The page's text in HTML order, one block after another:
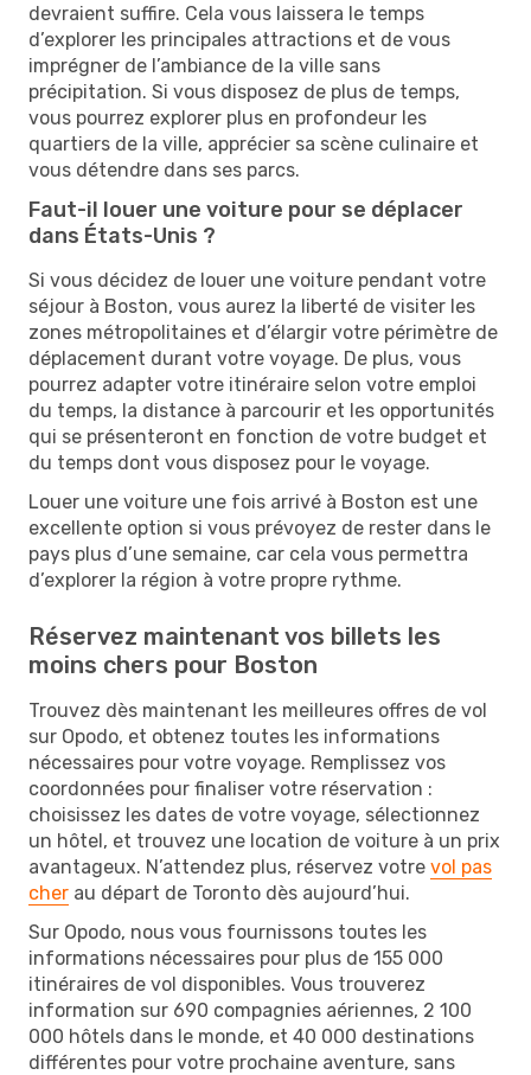
devraient suffire. Cela vous laissera le temps
d’explorer les principales attractions et de vous
imprégner de l’ambiance de la ville sans
précipitation. Si vous disposez de plus de temps,
vous pourrez explorer plus en profondeur les
quartiers de la ville, apprécier sa scène culinaire et
vous détendre dans ses parcs.
Faut-il louer une voiture pour se déplacer
dans États-Unis ?
Si vous décidez de louer une voiture pendant votre
séjour à Boston, vous aurez la liberté de visiter les
zones métropolitaines et d’élargir votre périmètre de
déplacement durant votre voyage. De plus, vous
pourrez adapter votre itinéraire selon votre emploi
du temps, la distance à parcourir et les opportunités
qui se présenteront en fonction de votre budget et
du temps dont vous disposez pour le voyage.
Louer une voiture une fois arrivé à Boston est une
excellente option si vous prévoyez de rester dans le
pays plus d’une semaine, car cela vous permettra
d’explorer la région à votre propre rythme.
Réservez maintenant vos billets les
moins chers pour Boston
Trouvez dès maintenant les meilleures offres de vol
sur Opodo, et obtenez toutes les informations
nécessaires pour votre voyage. Remplissez vos
coordonnées pour finaliser votre réservation :
choisissez les dates de votre voyage, sélectionnez
un hôtel, et trouvez une location de voiture à un prix
avantageux. N’attendez plus, réservez votre vol pas
cher au départ de Toronto dès aujourd’hui.
Sur Opodo, nous vous fournissons toutes les
informations nécessaires pour plus de 155 000
itinéraires de vol disponibles. Vous trouverez
information sur 690 compagnies aériennes, 2 100
000 hôtels dans le monde, et 40 000 destinations
différentes pour votre prochaine aventure, sans